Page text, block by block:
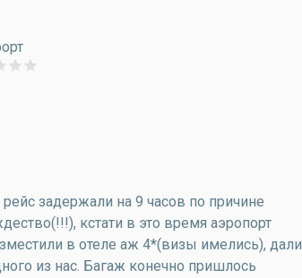
задержали на 9 часов по причине
кстати в это время аэропорт
в отеле аж 4*(визы имелись), дали
из нас. Багаж конечно пришлось